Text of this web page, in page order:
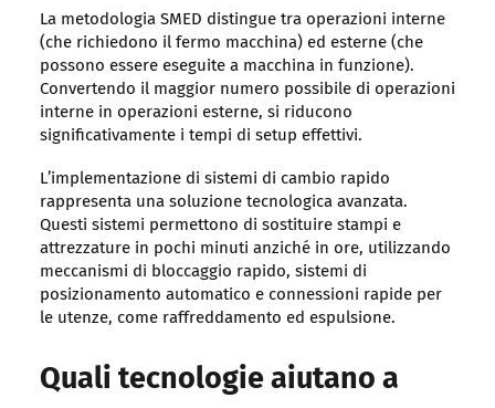
La metodologia SMED distingue tra operazioni interne
(che richiedono il fermo macchina) ed esterne (che
possono essere eseguite a macchina in funzione).
Convertendo il maggior numero possibile di operazioni
interne in operazioni esterne, si riducono
significativamente i tempi di setup effettivi.
L’implementazione di sistemi di cambio rapido
rappresenta una soluzione tecnologica avanzata.
Questi sistemi permettono di sostituire stampi e
attrezzature in pochi minuti anziché in ore, utilizzando
meccanismi di bloccaggio rapido, sistemi di
posizionamento automatico e connessioni rapide per
le utenze, come raffreddamento ed espulsione.
Quali tecnologie aiutano a